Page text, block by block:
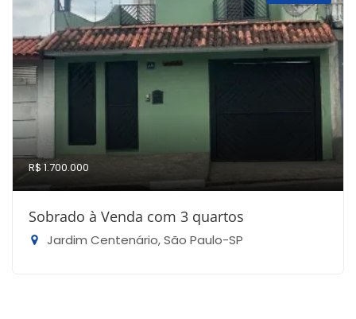
R$ 1.700.000
Sobrado à Venda com 3 quartos
Jardim Centenário, São Paulo-SP